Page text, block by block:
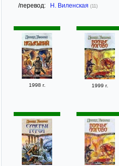
/перевод: Н. Виленская (11)
1998 г. 1999 г.